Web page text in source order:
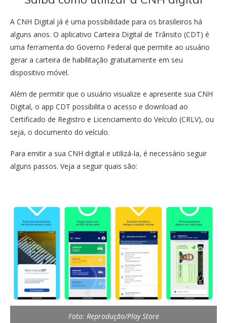
A CNH Digital já é uma possibilidade para os brasileiros há
alguns anos. O aplicativo Carteira Digital de Trânsito (CDT) é
uma ferramenta do Governo Federal que permite ao usuário
gerar a carteira de habilitação gratuitamente em seu
dispositivo móvel.
Além de permitir que o usuário visualize e apresente sua CNH
Digital, o app CDT possibilita o acesso e download ao
Certificado de Registro e Licenciamento do Veículo (CRLV), ou
seja, o documento do veículo.
Para emitir a sua CNH digital e utilizá-la, é necessário seguir
alguns passos. Veja a seguir quais são:
Foto: Reprodução/Play Store